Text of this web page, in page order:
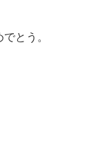
とう。